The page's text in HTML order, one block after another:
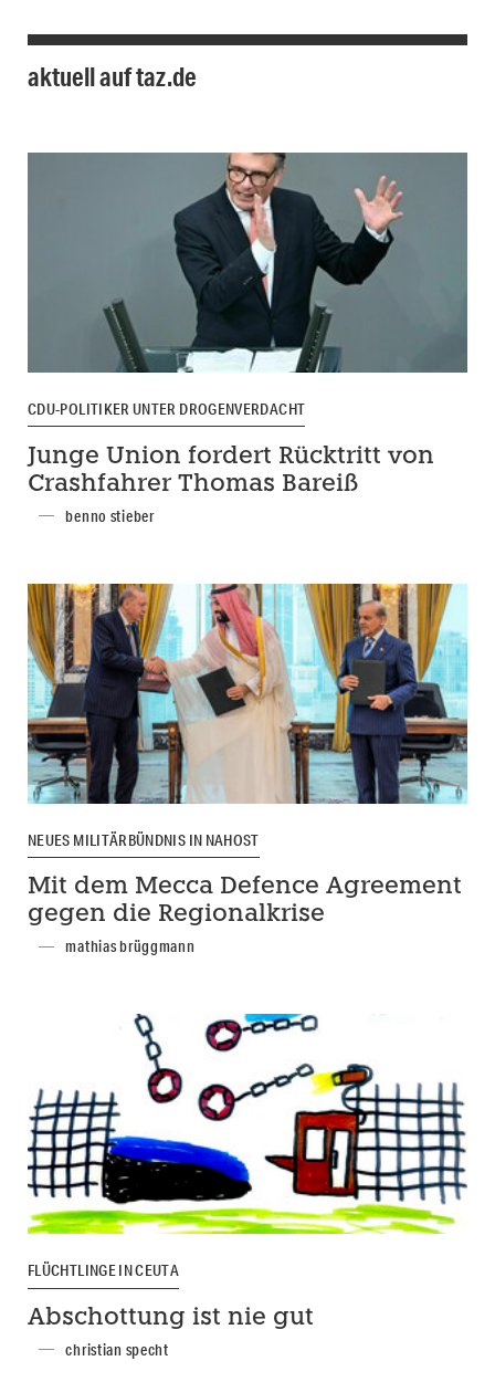
aktuell auf taz.de
CDU-POLITIKER UNTER DROGENVERDACHT
Junge Union fordert Rücktritt von
Crashfahrer Thomas Bareiß
benno stieber
NEUES MILITÄRBÜNDNIS IN NAHOST
Mit dem Mecca Defence Agreement
gegen die Regionalkrise
mathias brüggmann
FLÜCHTLINGE IN CEUTA
Abschottung ist nie gut
christian specht